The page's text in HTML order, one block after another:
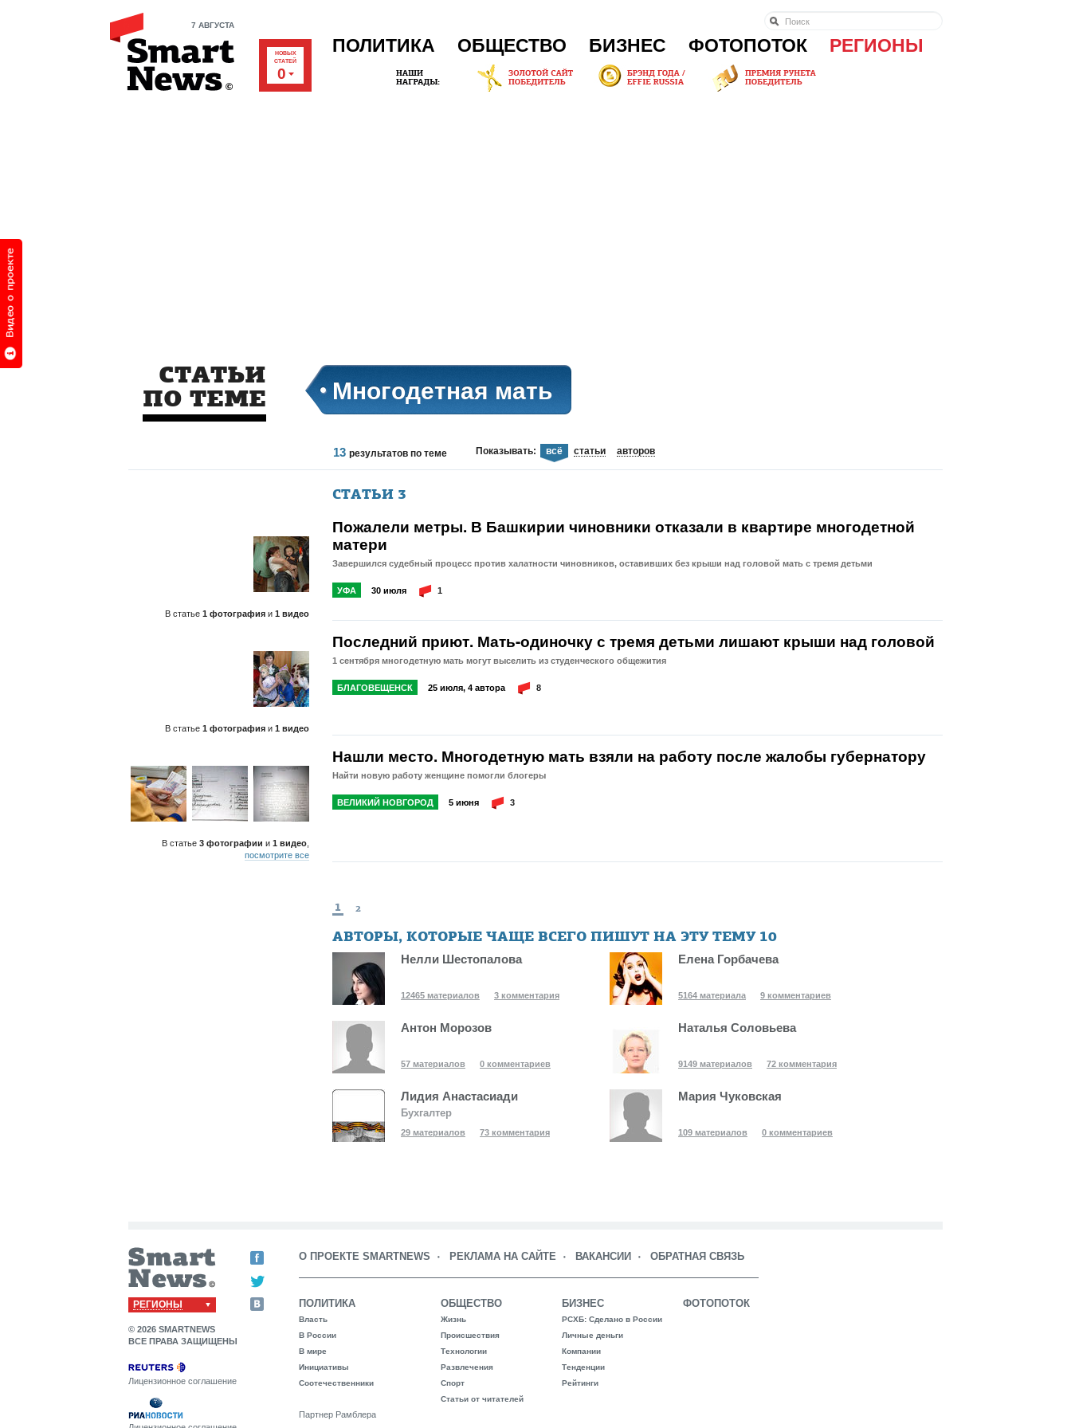
7 АВГУСТА
НОВЫХ
СТАТЕЙ
0
ПОЛИТИКА ОБЩЕСТВО БИЗНЕС ФОТОПОТОК РЕГИОНЫ
СТАТЬИ
ПО ТЕМЕ
Многодетная мать
13 результатов по теме Показывать: всё статьи авторов
СТАТЬИ 3
В статье 1 фотография и 1 видео
Пожалели метры. В Башкирии чиновники отказали в квартире многодетной
матери
Завершился судебный процесс против халатности чиновников, оставивших без крыши над головой мать с тремя детьми
УФА 30 июля 1
В статье 1 фотография и 1 видео
Последний приют. Мать-одиночку с тремя детьми лишают крыши над головой
1 сентября многодетную мать могут выселить из студенческого общежития
БЛАГОВЕЩЕНСК 25 июля, 4 автора 8
В статье 3 фотографии и 1 видео
посмотрите все
Нашли место. Многодетную мать взяли на работу после жалобы губернатору
Найти новую работу женщине помогли блогеры
ВЕЛИКИЙ НОВГОРОД 5 июня 3
1 2
АВТОРЫ, КОТОРЫЕ ЧАЩЕ ВСЕГО ПИШУТ НА ЭТУ ТЕМУ 10
Нелли Шестопалова
12465 материалов 3 комментария
Антон Морозов
57 материалов 0 комментариев
Лидия Анастасиади
Бухгалтер
29 материалов 73 комментария
Елена Горбачева
5164 материала 9 комментариев
Наталья Соловьева
9149 материалов 72 комментария
Мария Чуковская
109 материалов 0 комментариев
РЕГИОНЫ
© 2026 SMARTNEWS
ВСЕ ПРАВА ЗАЩИЩЕНЫ
Лицензионное соглашение
О ПРОЕКТЕ SMARTNEWS РЕКЛАМА НА САЙТЕ ВАКАНСИИ ОБРАТНАЯ СВЯЗЬ
ПОЛИТИКА
Власть
В России
В мире
Инициативы
Соотечественники
Партнер Рамблера
ОБЩЕСТВО
Жизнь
Происшествия
Технологии
Развлечения
Спорт
Статьи от читателей
БИЗНЕС
РСХБ: Сделано в России
Личные деньги
Компании
Тенденции
Рейтинги
ФОТОПОТОК